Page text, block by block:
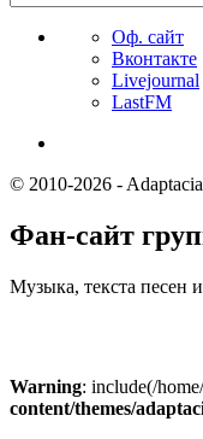
Оф. сайт
Вконтакте
Livejournal
LastFM
© 2010-2026 -
Фан-сайт
Музыка, текста песен
Warning: include(/
content/themes/